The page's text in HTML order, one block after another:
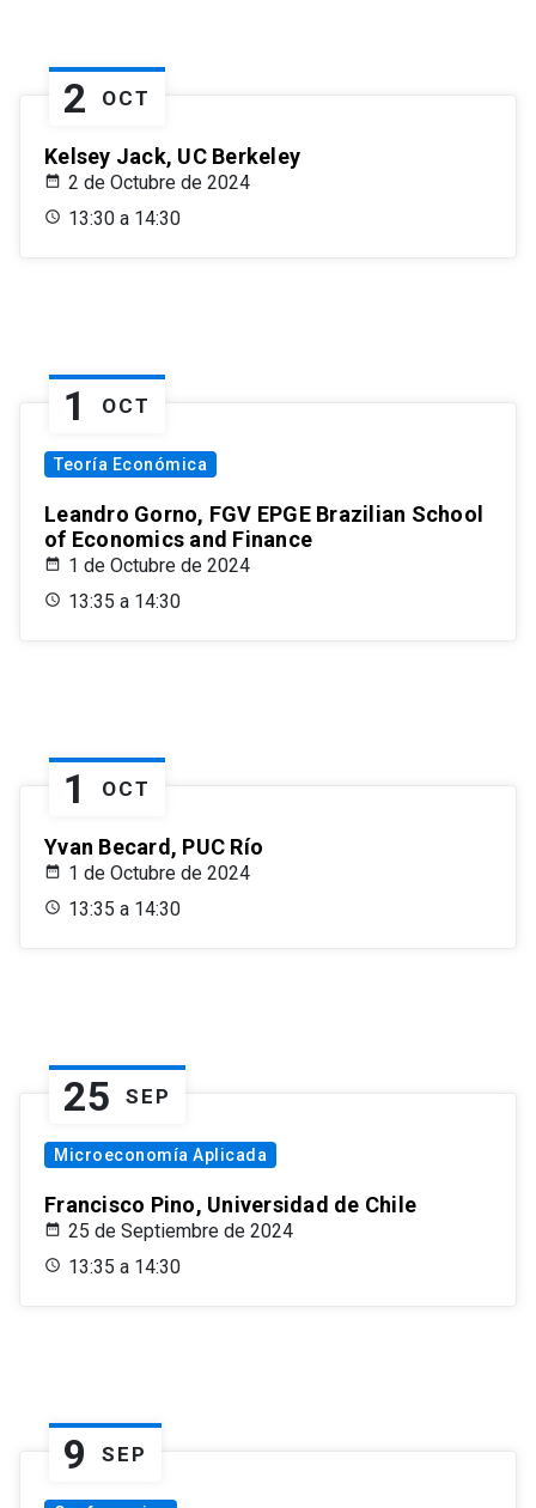
2 OCT
Kelsey Jack, UC Berkeley
2 de Octubre de 2024
13:30 a 14:30
1 OCT
Teoría Económica
Leandro Gorno, FGV EPGE Brazilian School
of Economics and Finance
1 de Octubre de 2024
13:35 a 14:30
1 OCT
Yvan Becard, PUC Río
1 de Octubre de 2024
13:35 a 14:30
25 SEP
Microeconomía Aplicada
Francisco Pino, Universidad de Chile
25 de Septiembre de 2024
13:35 a 14:30
9 SEP